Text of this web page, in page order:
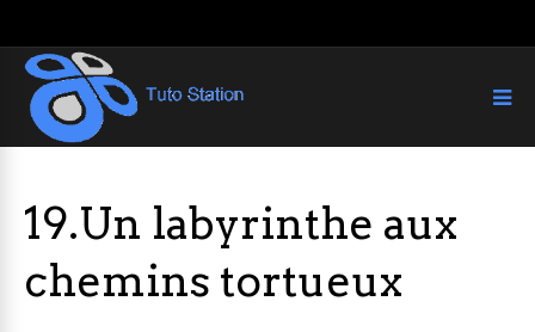
19.Un labyrinthe aux
chemins tortueux